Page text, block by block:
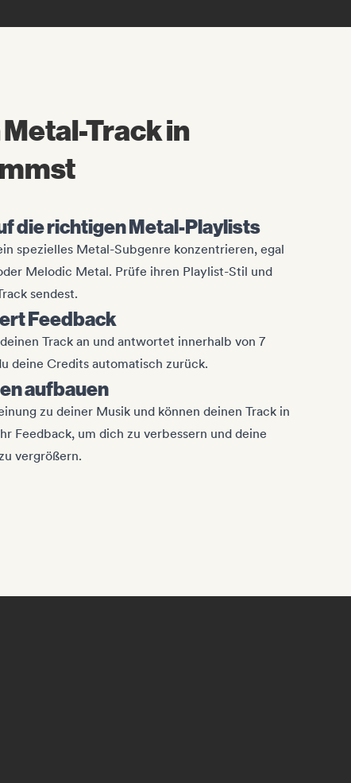
Track in
die richtigen Metal-Playlists
spezielles Metal-Subgenre konzentrieren, egal
Melodic Metal. Prüfe ihren Playlist-Stil und
sendest.
Feedback
Track an und antwortet innerhalb von 7
deine Credits automatisch zurück.
aufbauen
zu deiner Musik und können deinen Track in
Feedback, um dich zu verbessern und deine
vergrößern.